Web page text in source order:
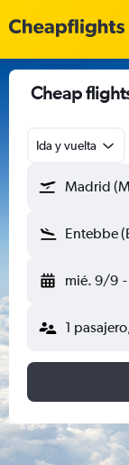
Cheap
Ida y vuelta
Madrid
Entebbe
mié. 9/9 -
1